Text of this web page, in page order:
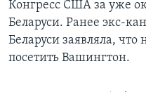
Конгресс США за уже
Беларуси. Ранее экс-
Беларуси заявляла,
посетить Вашингтон.